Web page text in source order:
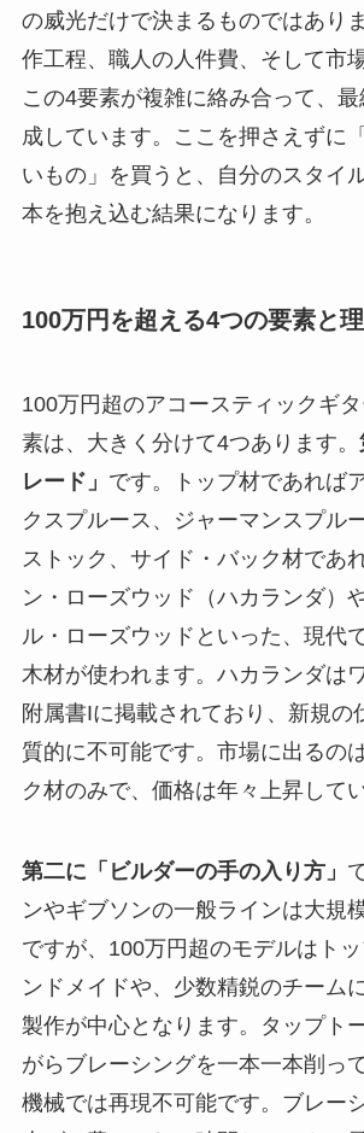
の威光だけで決まるものではあり
作工程、職人の人件費、そして市
この4要素が複雑に絡み合って、
成しています。ここを押さえずに
いもの」を買うと、自分のスタイ
本を抱え込む結果になります。
100万円を超える4つの要素と
100万円超のアコースティックギ
素は、大きく分けて4つあります。
レード」 です。トップ材であれば
クスプルース、ジャーマンスプル
ストック、サイド・バック材であ
ン・ローズウッド（ハカランダ）
ル・ローズウッドといった、現代
木材が使われます。ハカランダは
附属書Iに掲載されており、新規の
質的に不可能です。市場に出るの
ク材のみで、価格は年々上昇して
第二に「ビルダーの手の入り方」
ンやギブソンの一般ラインは大規
ですが、100万円超のモデルはト
ンドメイドや、少数精鋭のチーム
製作が中心となります。タップト
がらブレーシングを一本一本削っ
機械では再現不可能です。ブレー